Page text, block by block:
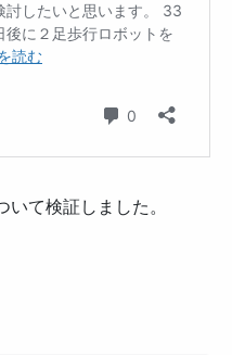
て検証しました。